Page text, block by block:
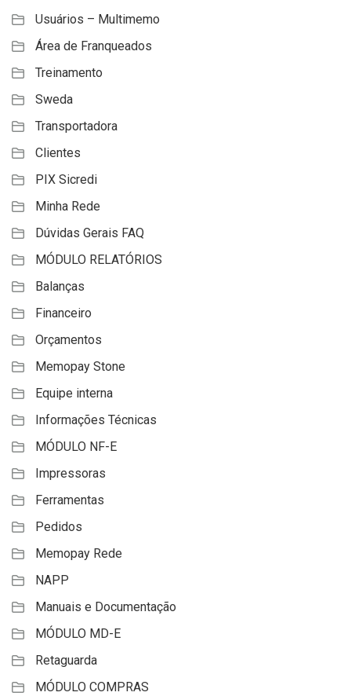
Usuários – Multimemo
Área de Franqueados
Treinamento
Sweda
Transportadora
Clientes
PIX Sicredi
Minha Rede
Dúvidas Gerais FAQ
MÓDULO RELATÓRIOS
Balanças
Financeiro
Orçamentos
Memopay Stone
Equipe interna
Informações Técnicas
MÓDULO NF-E
Impressoras
Ferramentas
Pedidos
Memopay Rede
NAPP
Manuais e Documentação
MÓDULO MD-E
Retaguarda
MÓDULO COMPRAS